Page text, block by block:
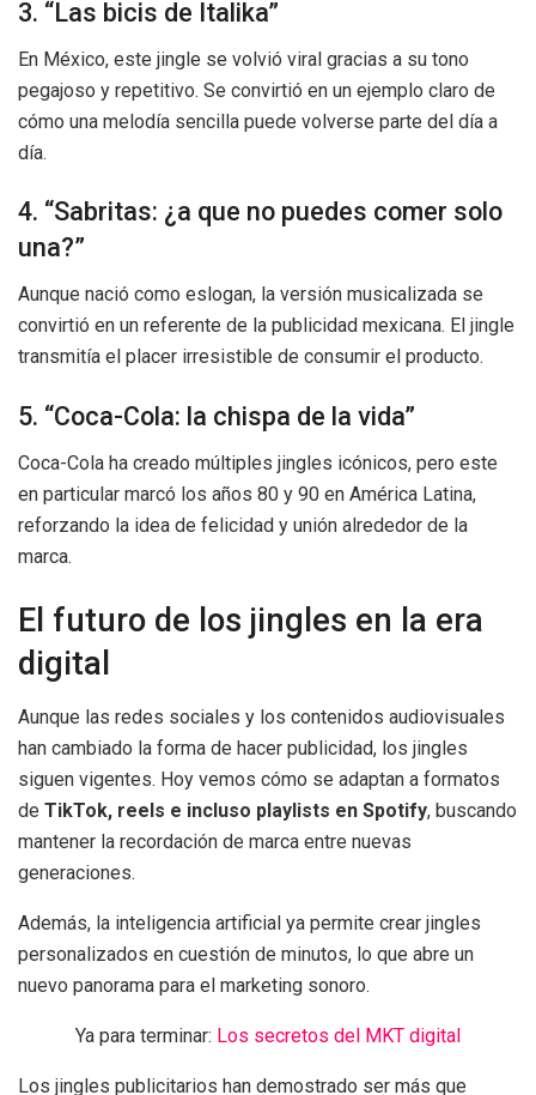
3. “Las bicis de Italika”
En México, este jingle se volvió viral gracias a su tono
pegajoso y repetitivo. Se convirtió en un ejemplo claro de
cómo una melodía sencilla puede volverse parte del día a
día.
4. “Sabritas: ¿a que no puedes comer solo
una?”
Aunque nació como eslogan, la versión musicalizada se
convirtió en un referente de la publicidad mexicana. El jingle
transmitía el placer irresistible de consumir el producto.
5. “Coca-Cola: la chispa de la vida”
Coca-Cola ha creado múltiples jingles icónicos, pero este
en particular marcó los años 80 y 90 en América Latina,
reforzando la idea de felicidad y unión alrededor de la
marca.
El futuro de los jingles en la era
digital
Aunque las redes sociales y los contenidos audiovisuales
han cambiado la forma de hacer publicidad, los jingles
siguen vigentes. Hoy vemos cómo se adaptan a formatos
de TikTok, reels e incluso playlists en Spotify, buscando
mantener la recordación de marca entre nuevas
generaciones.
Además, la inteligencia artificial ya permite crear jingles
personalizados en cuestión de minutos, lo que abre un
nuevo panorama para el marketing sonoro.
Ya para terminar: Los secretos del MKT digital
Los jingles publicitarios han demostrado ser más que